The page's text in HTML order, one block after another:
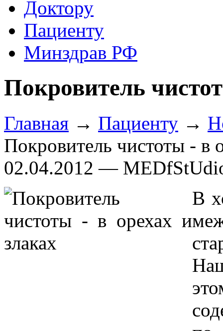
Доктору
Пациенту
Минздрав РФ
Покровитель
Главная → Пациенту →
Покровитель чистоты - в
02.04.2012 —
В